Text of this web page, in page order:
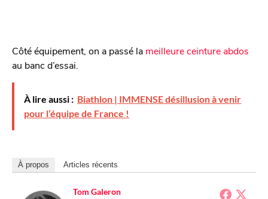
Côté équipement, on a passé la meilleure ceinture abdos
au banc d’essai.
À lire aussi : Biathlon | IMMENSE désillusion à venir
pour l’équipe de France !
À propos Articles récents
Tom Galeron